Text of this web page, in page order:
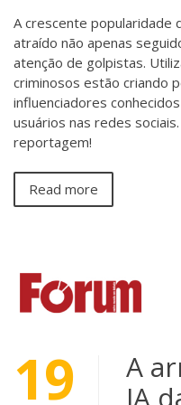
A crescente popularidade
atraído não apenas
atenção de golpistas.
criminosos estão criando
influenciadores
usuários nas redes
reportagem!
Read more
19
A
IA